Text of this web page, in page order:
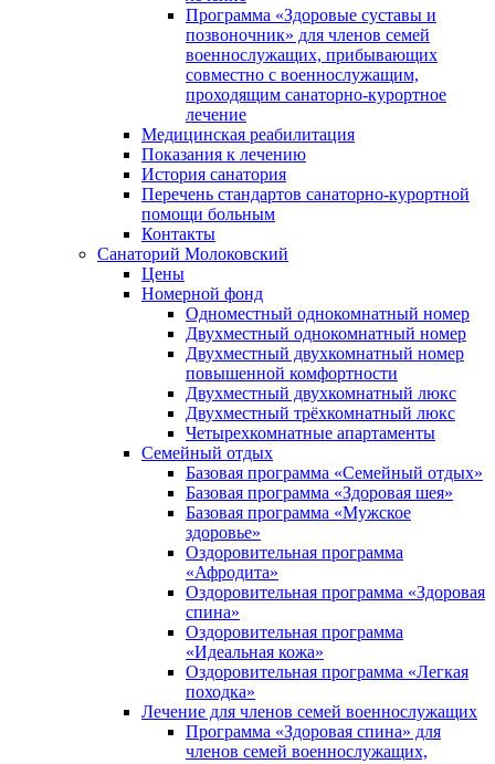
Программа «Здоровые суставы и
позвоночник» для членов семей
военнослужащих, прибывающих
совместно с военнослужащим,
проходящим санаторно-курортное
лечение
Медицинская реабилитация
Показания к лечению
История санатория
Перечень стандартов санаторно-курортной
помощи больным
Контакты
Санаторий Молоковский
Цены
Номерной фонд
Одноместный однокомнатный номер
Двухместный однокомнатный номер
Двухместный двухкомнатный номер
повышенной комфортности
Двухместный двухкомнатный люкс
Двухместный трёхкомнатный люкс
Четырехкомнатные апартаменты
Семейный отдых
Базовая программа «Семейный отдых»
Базовая программа «Здоровая шея»
Базовая программа «Мужское
здоровье»
Оздоровительная программа
«Афродита»
Оздоровительная программа «Здоровая
спина»
Оздоровительная программа
«Идеальная кожа»
Оздоровительная программа «Легкая
походка»
Лечение для членов семей военнослужащих
Программа «Здоровая спина» для
членов семей военнослужащих,